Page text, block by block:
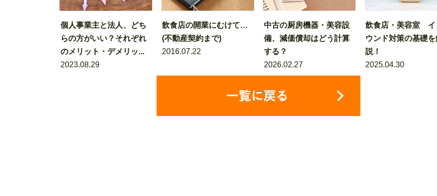
個人事業主と法人、どち
らの方がいい？それぞれ
のメリット・デメリッ...
2023.08.29
飲食店の開業にむけて…
(不動産契約まで)
2016.07.22
中古の厨房機器・美容設
備、減価償却はどう計算
する？
2026.02.27
飲食店・美容室 イ
ウンド対策の基礎
説！
2025.04.30